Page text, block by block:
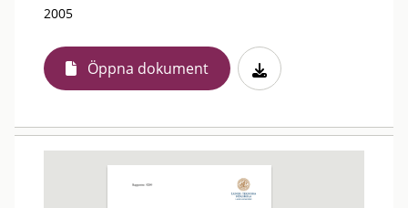
2005
Öppna dokument